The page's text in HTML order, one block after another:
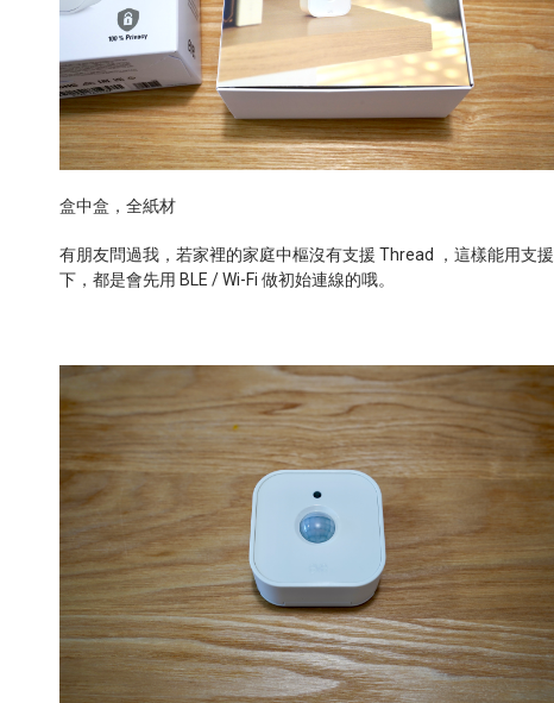
盒中盒，全紙材
有朋友問過我，若家裡的家庭中樞沒有支援 Thread ，這樣能用支援
下，都是會先用 BLE / Wi-Fi 做初始連線的哦。